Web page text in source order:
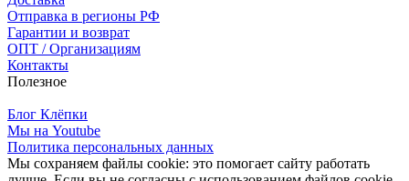
Отправка в регионы РФ
Гарантии и возврат
ОПТ / Организациям
Контакты
Полезное
Блог Клёпки
Мы на Youtube
Политика персональных данных
Мы сохраняем файлы cookie: это помогает сайту работать